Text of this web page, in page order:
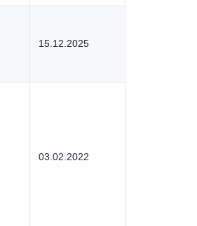
15.12.2025
03.02.2022